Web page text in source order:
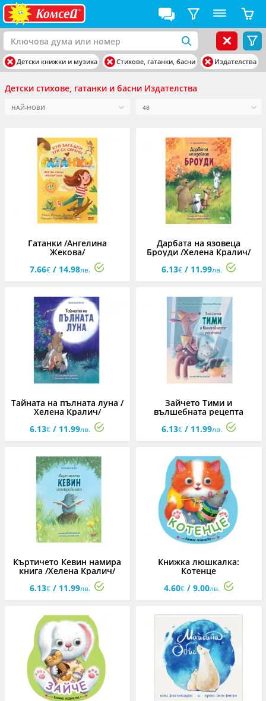
Детски книжки и музика Стихове, гатанки, басни Издателства
Детски стихове, гатанки и басни Издателства
Гатанки /Ангелина
Жекова/
7.66€ / 14.98лв.
Дарбата на язовеца
Броуди /Хелена Кралич/
6.13€/ 11.99лв.
Тайната на пълната луна /
Хелена Кралич/
6.13€ / 11.99лв.
Зайчето Тими и
вълшебната рецепта
6.13€/ 11.99лв.
Къртичето Кевин намира
книга /Хелена Кралич/
6.13€ / 11.99лв.
Книжка люшкалка:
Котенце
4.60€/ 9.00лв.